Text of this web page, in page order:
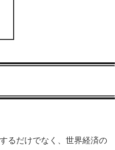
るだけでなく、世界経済の